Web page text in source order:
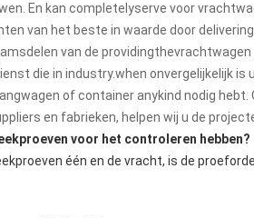
En kan completelyserve voor
van het beste in waarde door
van de
die in industry.when onvergelijkelijk
of container anykind nodig hebt.
en fabrieken, helpen wij u de
voor het controleren hebben?
één en de vracht, is de